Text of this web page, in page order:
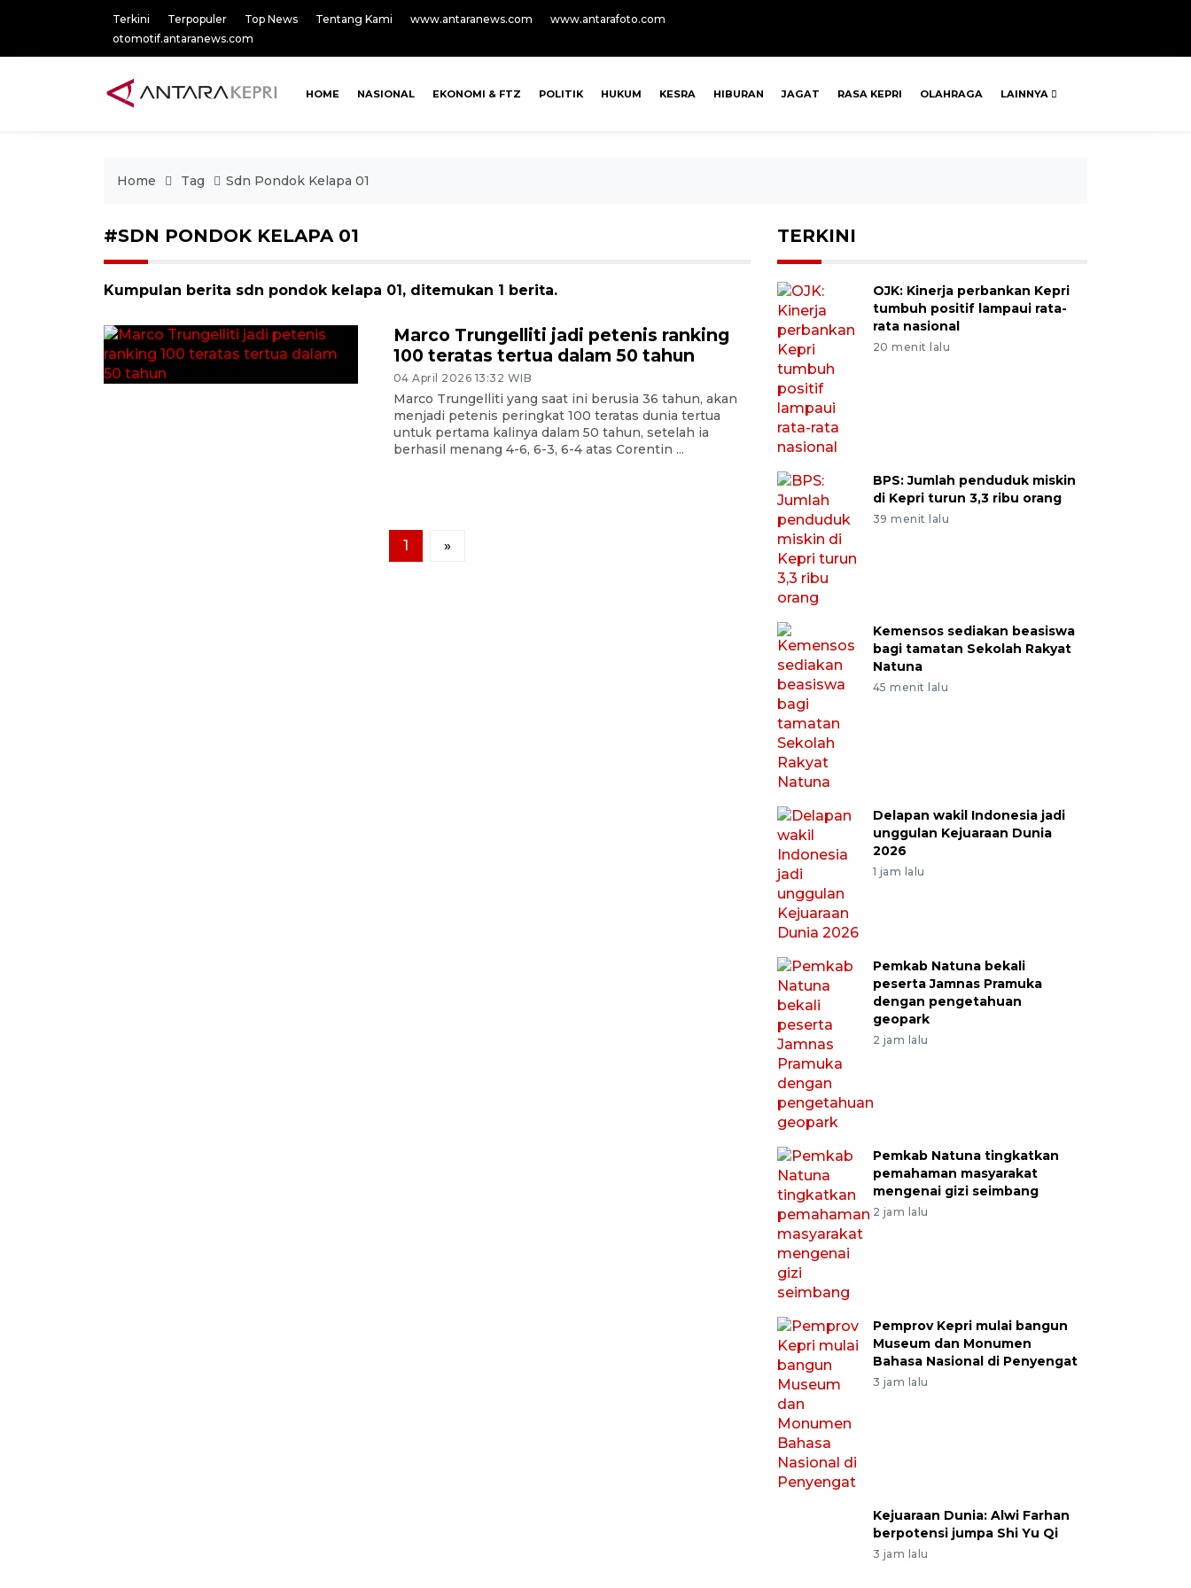
Terkini Terpopuler Top News Tentang Kami www.antaranews.com
www.antarafoto.com
otomotif.antaranews.com
HOME NASIONAL EKONOMI & FTZ POLITIK HUKUM KESRA HIBURAN JAGAT RASA KEPRI OLAHRAGA LAINNYA
Home Tag Sdn Pondok Kelapa 01
#SDN PONDOK KELAPA 01
Kumpulan berita sdn pondok kelapa 01, ditemukan 1 berita.
Marco Trungelliti jadi petenis ranking
100 teratas tertua dalam 50 tahun
04 April 2026 13:32 WIB
Marco Trungelliti yang saat ini berusia 36 tahun, akan
menjadi petenis peringkat 100 teratas dunia tertua
untuk pertama kalinya dalam 50 tahun, setelah ia
berhasil menang 4-6, 6-3, 6-4 atas Corentin ...
1 »
TERKINI
OJK: Kinerja perbankan Kepri
tumbuh positif lampaui rata-
rata nasional
20 menit lalu
BPS: Jumlah penduduk miskin
di Kepri turun 3,3 ribu orang
39 menit lalu
Kemensos sediakan beasiswa
bagi tamatan Sekolah Rakyat
Natuna
45 menit lalu
Delapan wakil Indonesia jadi
unggulan Kejuaraan Dunia
2026
1 jam lalu
Pemkab Natuna bekali
peserta Jamnas Pramuka
dengan pengetahuan
geopark
2 jam lalu
Pemkab Natuna tingkatkan
pemahaman masyarakat
mengenai gizi seimbang
2 jam lalu
Pemprov Kepri mulai bangun
Museum dan Monumen
Bahasa Nasional di Penyengat
3 jam lalu
Kejuaraan Dunia: Alwi Farhan
berpotensi jumpa Shi Yu Qi
3 jam lalu